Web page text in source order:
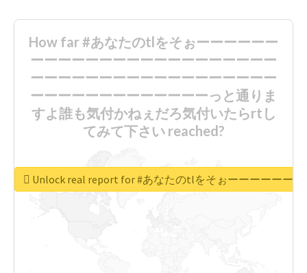
How far #あなたのtlをそぉーーーーーー
ーーーーーーーーーーーーーーーーーー
ーーーーーーーーーーーーーーーーーー
ーーーーーーーーーーーーーっと通りま
すよ誰も気付かねぇだろ気付いたらrtし
てみて下さい reached?
Unlock real report for #あなたのtlをそぉーーーーーー